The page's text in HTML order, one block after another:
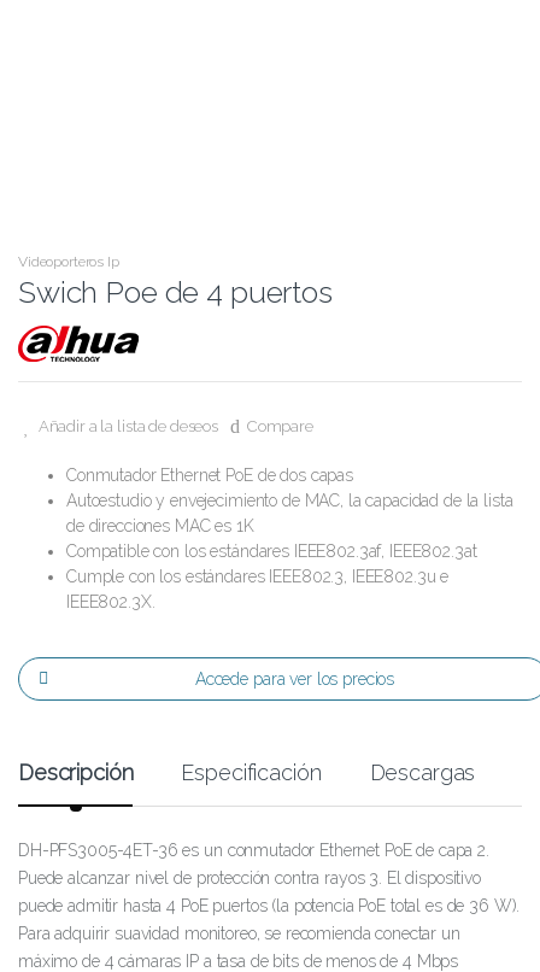
Videoporteros Ip
Swich Poe de 4 puertos
Añadir a la lista de deseos Compare
Conmutador Ethernet PoE de dos capas
Autoestudio y envejecimiento de MAC, la capacidad de la lista
de direcciones MAC es 1K
Compatible con los estándares IEEE802.3af, IEEE802.3at
Cumple con los estándares IEEE802.3, IEEE802.3u e
IEEE802.3X.
Accede para ver los precios
Descripción Especificación Descargas
DH-PFS3005-4ET-36 es un conmutador Ethernet PoE de capa 2.
Puede alcanzar nivel de protección contra rayos 3. El dispositivo
puede admitir hasta 4 PoE puertos (la potencia PoE total es de 36 W).
Para adquirir suavidad monitoreo, se recomienda conectar un
máximo de 4 cámaras IP a tasa de bits de menos de 4 Mbps